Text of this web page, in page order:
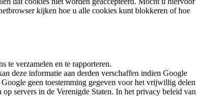
kijken hoe u alle cookies kunt blokkeren of hoe
te verzamelen en te rapporteren.
deze informatie aan derden verschaffen indien Google
geen toestemming gegeven voor het vrijwillig delen
servers in de Verenigde Staten. In het privacy beleid van